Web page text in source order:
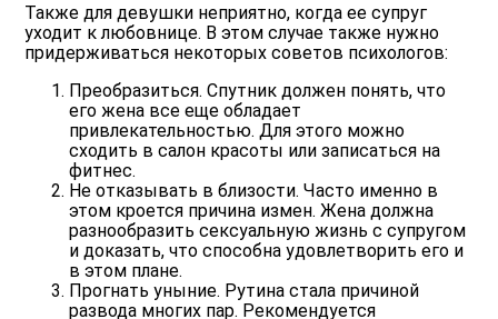
Также для девушки неприятно, когда ее супруг
уходит к любовнице. В этом случае также нужно
придерживаться некоторых советов психологов:
Преобразиться. Спутник должен понять, что
его жена все еще обладает
привлекательностью. Для этого можно
сходить в салон красоты или записаться на
фитнес.
Не отказывать в близости. Часто именно в
этом кроется причина измен. Жена должна
разнообразить сексуальную жизнь с супругом
и доказать, что способна удовлетворить его и
в этом плане.
Прогнать уныние. Рутина стала причиной
развода многих пар. Рекомендуется